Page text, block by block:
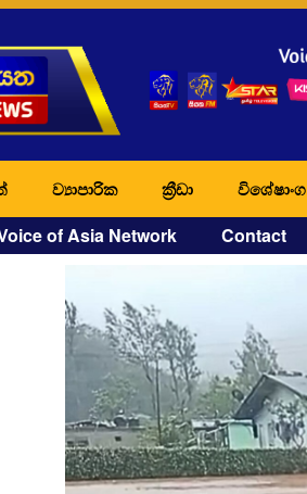
ව්‍යාපාරික ක්‍රීඩා විශේෂාංග
of Asia Network Contact